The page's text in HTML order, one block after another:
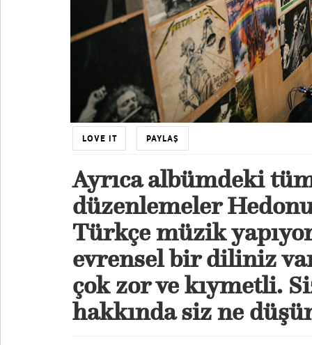
LOVE IT PAYLAŞ
Ayrıca albümdeki
düzenlemeler
Türkçe müzik
evrensel bir diliniz
çok zor ve kıymetli.
hakkında siz ne